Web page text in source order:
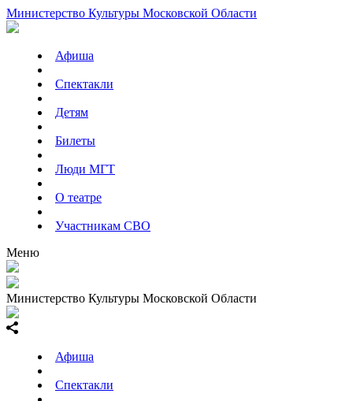
Министерство Культуры Московской Области
Афиша
Спектакли
Детям
Билеты
Люди МГТ
О театре
Участникам СВО
Меню
Министерство Культуры Московской Области
Афиша
Спектакли